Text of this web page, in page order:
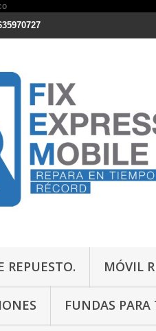
REPUESTO. MÓVIL
FUNDAS PARA